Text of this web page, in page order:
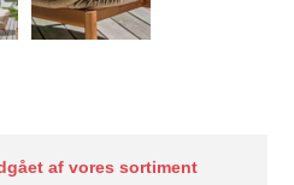
af vores sortiment